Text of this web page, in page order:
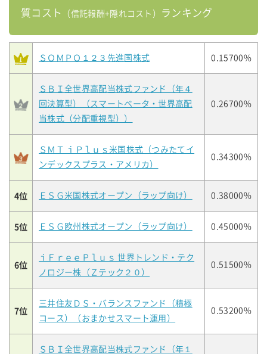
質コスト （信託報酬+隠れコスト） ランキング
ＳＯＭＰＯ１２３先進国株式 0.15700%
ＳＢＩ全世界高配当株式ファンド（年４
回決算型）（スマートベータ・世界高配
当株式（分配重視型））
0.26700%
ＳＭＴ ｉＰｌｕｓ米国株式（つみたてイ
ンデックスプラス・アメリカ）
0.34300%
4位 ＥＳＧ米国株式オープン（ラップ向け） 0.38000%
5位 ＥＳＧ欧州株式オープン（ラップ向け） 0.45000%
6位
ｉＦｒｅｅＰｌｕｓ 世界トレンド・テク
ノロジー株（Ｚテック２０）
0.51500%
7位
三井住友ＤＳ・バランスファンド（積極
コース）（おまかせスマート運用）
0.53200%
ＳＢＩ全世界高配当株式ファンド（年１